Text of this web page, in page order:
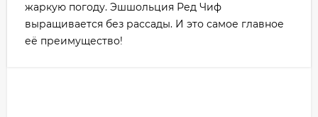
жаркую погоду. Эшшольция Ред Чиф
выращивается без рассады. И это самое главное
её преимущество!